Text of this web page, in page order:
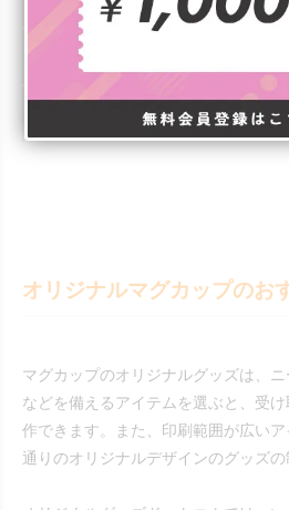
中身の色や、抽出時の茶葉の動きまで楽
暑い時期に視覚的に涼しくなるもの
オリジナルマグカップのお
マグカップのオリジナルグッズは、
などを備えるアイテムを選ぶと、受
作できます。また、印刷範囲が広い
通りのオリジナルデザインのグッズの